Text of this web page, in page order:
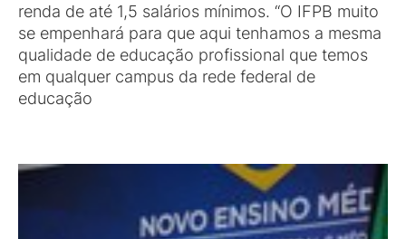
renda de até 1,5 salários mínimos. “O IFPB muito
se empenhará para que aqui tenhamos a mesma
qualidade de educação profissional que temos
em qualquer campus da rede federal de
educação